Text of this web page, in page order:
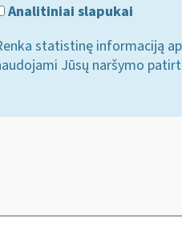
Analitiniai slapukai
statistinę informaciją
Jūsų naršymo